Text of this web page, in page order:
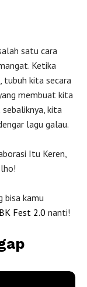
satu cara
Ketika
tubuh kita secara
membuat kita
kita
lagu galau.
Itu Keren,
bisa kamu
BK Fest 2.0 nanti!